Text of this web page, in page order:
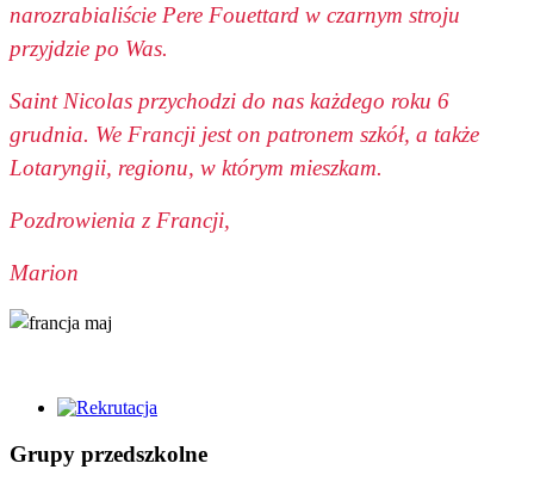
narozrabialiście Pere Fouettard w czarnym stroju
przyjdzie po Was.
Saint Nicolas przychodzi do nas każdego roku 6
grudnia. We Francji jest on patronem szkół, a także
Lotaryngii, regionu, w którym mieszkam.
Pozdrowienia z Francji,
Marion
Grupy przedszkolne